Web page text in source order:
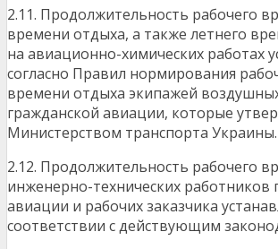
2.11. Продолжительность рабочего
времени отдыха, а также летнего
на авиационно-химических работах
согласно Правил нормирования
времени отдыха экипажей
гражданской авиации, которые
Министерством транспорта Украины.
2.12. Продолжительность рабочего
инженерно-технических работников
авиации и рабочих заказчика
соответствии с действующим